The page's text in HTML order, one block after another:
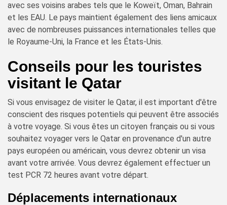
avec ses voisins arabes tels que le Koweït, Oman, Bahrain
et les EAU. Le pays maintient également des liens amicaux
avec de nombreuses puissances internationales telles que
le Royaume-Uni, la France et les États-Unis.
Conseils pour les touristes
visitant le Qatar
Si vous envisagez de visiter le Qatar, il est important d'être
conscient des risques potentiels qui peuvent être associés
à votre voyage. Si vous êtes un citoyen français ou si vous
souhaitez voyager vers le Qatar en provenance d'un autre
pays européen ou américain, vous devrez obtenir un visa
avant votre arrivée. Vous devrez également effectuer un
test PCR 72 heures avant votre départ.
Déplacements internationaux